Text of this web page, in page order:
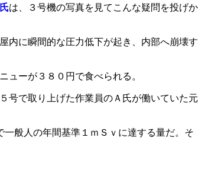
は、３号機の写真を見てこんな疑問を投げか
内に瞬間的な圧力低下が起き、内部へ崩壊す
ューが３８０円で食べられる。
号で取り上げた作業員のＡ氏が働いていた元
般人の年間基準１ｍＳｖに達する量だ。そ